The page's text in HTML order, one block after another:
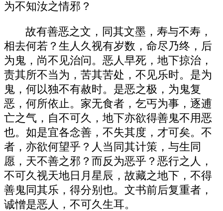
为不知汝之情邪？
故有善恶之文，同其文墨，寿与不寿，
相去何若？生人久视有岁数，命尽乃终，后
为鬼，尚不见治问。恶人早死，地下掠治，
责其所不当为，苦其苦处，不见乐时。是为
鬼，何以独不有赦时。是恶之极，为鬼复
恶，何所依止。家无食者，乞丐为事，逐逋
亡之气，自不可久，地下亦欲得善鬼不用恶
也。如是宜各念善，不失其度，才可矣。不
者，亦欲何望乎？人当同其计策，与生同
愿，天不善之邪？而反为恶乎？恶行之人，
不可久视天地日月星辰，故藏之地下，不得
善鬼同其乐，得分别也。文书前后复重者，
诚憎是恶人，不可久生耳。